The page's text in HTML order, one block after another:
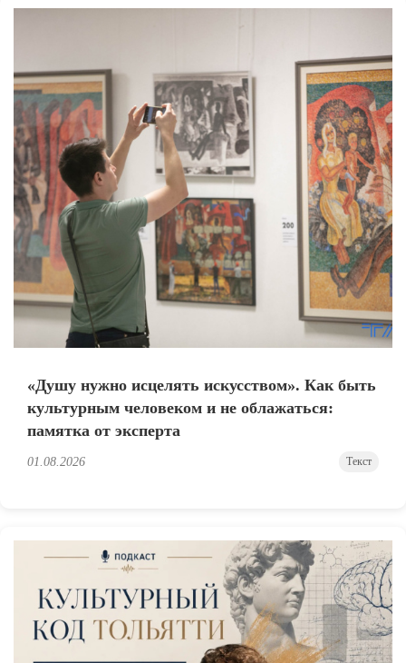
«Душу нужно исцелять искусством». Как быть
культурным человеком и не облажаться:
памятка от эксперта
01.08.2026 Текст